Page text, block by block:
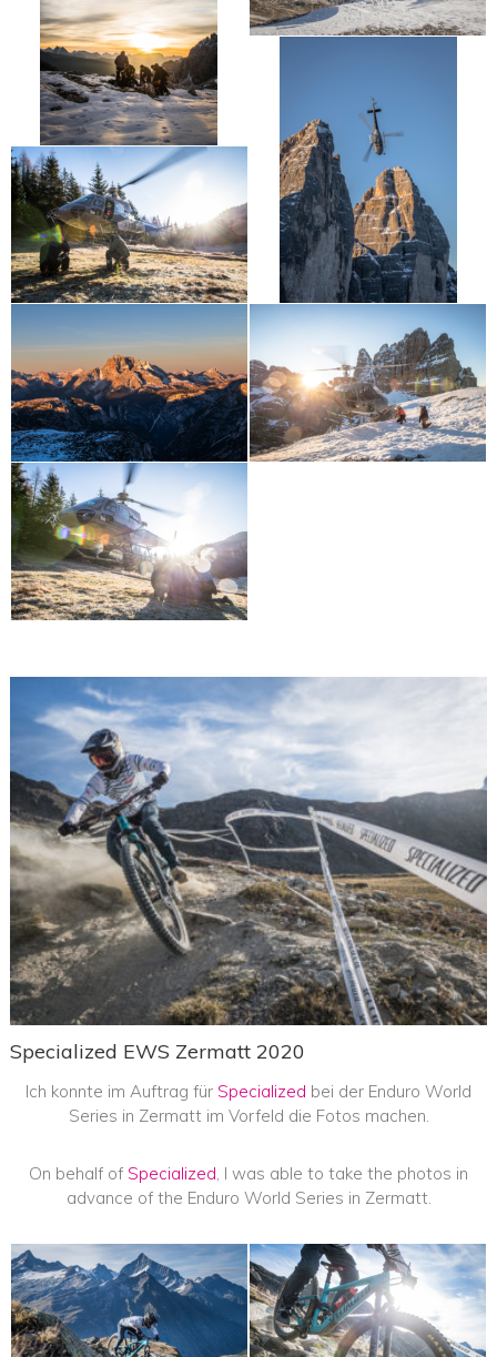
Specialized EWS Zermatt 2020
Ich konnte im Auftrag für Specialized bei der Enduro World
Series in Zermatt im Vorfeld die Fotos machen.
On behalf of Specialized, I was able to take the photos in
advance of the Enduro World Series in Zermatt.